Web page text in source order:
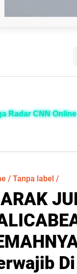
CNN Online 🔥
/ Tanpa label /